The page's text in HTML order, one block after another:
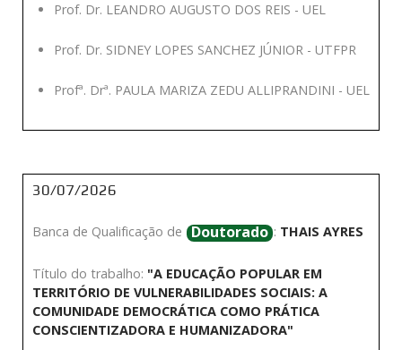
Prof. Dr. LEANDRO AUGUSTO DOS REIS - UEL
Prof. Dr. SIDNEY LOPES SANCHEZ JÚNIOR - UTFPR
Profª. Drª. PAULA MARIZA ZEDU ALLIPRANDINI - UEL
30/07/2026
Banca de Qualificação de Doutorado : THAIS AYRES
Título do trabalho: "A EDUCAÇÃO POPULAR EM
TERRITÓRIO DE VULNERABILIDADES SOCIAIS: A
COMUNIDADE DEMOCRÁTICA COMO PRÁTICA
CONSCIENTIZADORA E HUMANIZADORA"